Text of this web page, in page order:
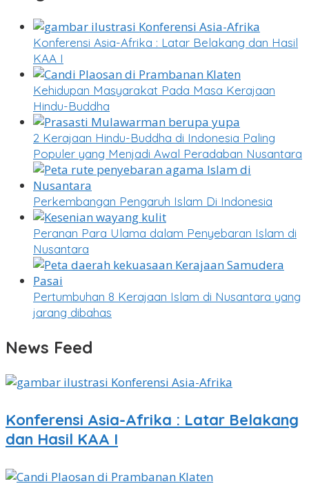
Konferensi Asia-Afrika : Latar Belakang dan Hasil
KAA I
Kehidupan Masyarakat Pada Masa Kerajaan
Hindu-Buddha
2 Kerajaan Hindu-Buddha di Indonesia Paling
Populer yang Menjadi Awal Peradaban Nusantara
Perkembangan Pengaruh Islam Di Indonesia
Peranan Para Ulama dalam Penyebaran Islam di
Nusantara
Pertumbuhan 8 Kerajaan Islam di Nusantara yang
jarang dibahas
News Feed
Konferensi Asia-Afrika : Latar Belakang
dan Hasil KAA I